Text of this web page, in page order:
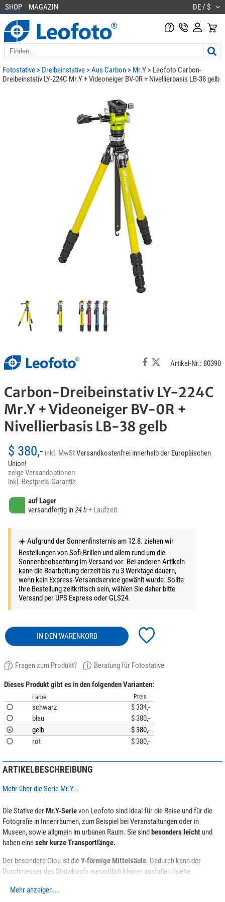
SHOP MAGAZIN DE / $
Fotostative > Dreibeinstative >Aus Carbon > Mr.Y > Leofoto Carbon-
Dreibeinstativ LY-224C Mr.Y + Videoneiger BV-0R + Nivellierbasis LB-38 gelb
Artikel-Nr.: 80390
Carbon-Dreibeinstativ LY-224C
Mr.Y + Videoneiger BV-0R +
Nivellierbasis LB-38 gelb
$ 380,- inkl. MwStVersandkostenfrei innerhalb der Europäischen
Union!
zeige Versandoptionen
inkl. Bestpreis-Garantie
auf Lager
versandfertig in24 h+ Laufzeit
☀️ Aufgrund der Sonnenfinsternis am 12.8. ziehen wir
Bestellungen von Sofi-Brillen und allem rund um die
Sonnenbeobachtung im Versand vor. Bei anderen Artikeln
kann die Bearbeitung derzeit bis zu 3 Werktage dauern,
wenn kein Express-Versandservice gewählt wurde. Sollte
Ihre Bestellung zeitkritisch sein, wählen Sie daher bitte
Versand per UPS Express oder GLS24.
IN DEN WARENKORB
Fragen zum Produkt? Beratung für Fotostative
Dieses Produkt gibt es in den folgenden Varianten:
Farbe Preis
schwarz
$ 334,-
blau
$ 380,-
gelb
$ 380,-
rot
$ 380,-
ARTIKELBESCHREIBUNG
Mehr über die Serie Mr.Y...
Die Stative derMr.Y-Serievon Leofoto sind ideal für die Reise und für die
Fotografie in Innenräumen, zum Beispiel bei Veranstaltungen oder in
Museen, sowie allgmein im urbanen Raum. Sie sindbesonders leicht und
haben einesehr kurze Transportlänge.
Der besondere Clou ist dieY-förmige Mittelsäule. Dadurch kann der
Durchmesser des Stativkopfs wesentlich kleiner ausfallen (siehe
Mehr anzeigen...